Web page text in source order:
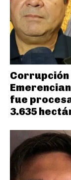
Corrupción
fue
3.635